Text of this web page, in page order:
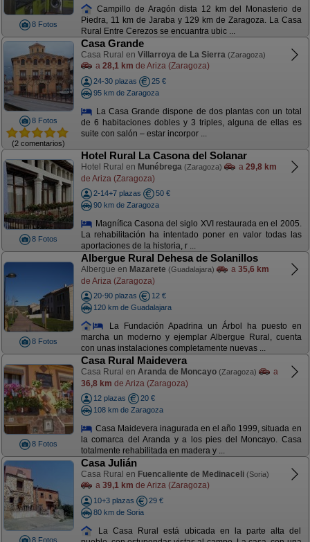
8 Fotos
Campillo de Aragón dista 12 km del Monasterio de
Piedra, 11 km de Jaraba y 129 km de Zaragoza. La Casa
Rural Entre Cerezos se encuantra ubic ...
8 Fotos
(2 comentarios)
Casa Grande
Casa Rural en Villarroya de La Sierra (Zaragoza)
a 28,1 km de Ariza (Zaragoza)
24-30 plazas
25 €
95 km de Zaragoza
La Casa Grande dispone de dos plantas con un total
de 6 habitaciones dobles y 3 triples, alguna de ellas es
suite con salón – estar incorpor ...
8 Fotos
Hotel Rural La Casona del Solanar
Hotel Rural en Munébrega (Zaragoza) a 29,8 km
de Ariza (Zaragoza)
2-14+7 plazas
50 €
90 km de Zaragoza
Magnífica Casona del siglo XVI restaurada en el 2005.
La rehabilitación ha intentado poner en valor todas las
aportaciones de la historia, r ...
8 Fotos
Albergue Rural Dehesa de Solanillos
Albergue en Mazarete (Guadalajara) a 35,6 km
de Ariza (Zaragoza)
20-90 plazas
12 €
120 km de Guadalajara
La Fundación Apadrina un Árbol ha puesto en
marcha un moderno y ejemplar Albergue Rural, cuenta
con unas instalaciones completamente nuevas ...
8 Fotos
Casa Rural Maidevera
Casa Rural en Aranda de Moncayo (Zaragoza)
a
36,8 km de Ariza (Zaragoza)
12 plazas
20 €
108 km de Zaragoza
Casa Maidevera inagurada en el año 1999, situada en
la comarca del Aranda y a los pies del Moncayo. Casa
totalmente rehabilitada en madera y ...
8 Fotos
Casa Julián
Casa Rural en Fuencaliente de Medinaceli (Soria)
a 39,1 km de Ariza (Zaragoza)
10+3 plazas
29 €
80 km de Soria
La Casa Rural está ubicada en la parte alta del